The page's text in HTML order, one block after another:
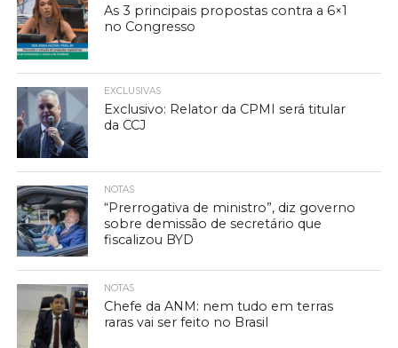
As 3 principais propostas contra a 6×1
no Congresso
EXCLUSIVAS
Exclusivo: Relator da CPMI será titular
da CCJ
NOTAS
“Prerrogativa de ministro”, diz governo
sobre demissão de secretário que
fiscalizou BYD
NOTAS
Chefe da ANM: nem tudo em terras
raras vai ser feito no Brasil